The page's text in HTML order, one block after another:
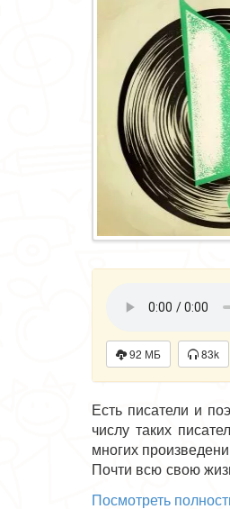
92 МБ 83k
Есть писатели и
числу таких
многих
Почти всю свою
Посмотреть